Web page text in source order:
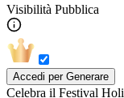
Visibilità Pubblica
Accedi per Generare
Celebra il Festival Holi